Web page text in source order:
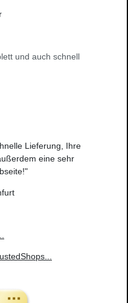
und auch schnell
Lieferung, Ihre
eine sehr
...